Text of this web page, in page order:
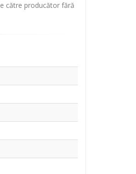
către producător fără